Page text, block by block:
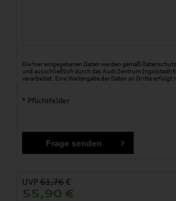
Die hier eingegebenen Daten werden gemäß
und ausschließlich durch das Audi Zentrum Ingolstadt
verarbeitet. Eine Weitergabe der Daten an Dritte erfolgt
* Pflichtfelder
UVP61,76 €
55,90 €